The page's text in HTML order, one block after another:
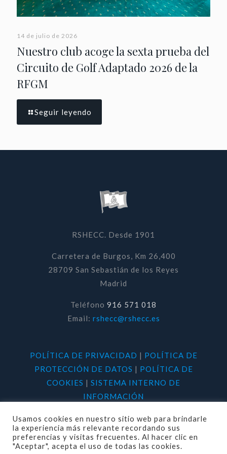
14 de julio de 2026
Nuestro club acoge la sexta prueba del
Circuito de Golf Adaptado 2026 de la
RFGM
Seguir leyendo
RSHECC. Desde 1901
Carretera de Burgos, Km 26,400
28709 San Sebastián de los Reyes
Madrid
Teléfono 916 571 018
Email: rshecc@rshecc.es
POLÍTICA DE PRIVACIDAD | POLÍTICA DE
PROTECCIÓN DE DATOS | POLÍTICA DE
COOKIES | SISTEMA INTERNO DE
INFORMACIÓN
Usamos cookies en nuestro sitio web para brindarle
la experiencia más relevante recordando sus
preferencias y visitas frecuentes. Al hacer clic en
"Aceptar", acepta el uso de todas las cookies.